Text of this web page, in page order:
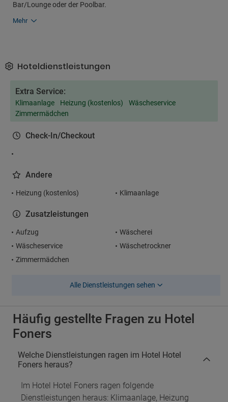
Bar/Lounge oder der Poolbar.
Mehr
Hoteldienstleistungen
Extra Service:
Klimaanlage Heizung (kostenlos)
Wäscheservice
Zimmermädchen
Check-In/Checkout
Andere
Heizung (kostenlos) Klimaanlage
Zusatzleistungen
Aufzug
Wäscherei
Wäscheservice
Wäschetrockner
Zimmermädchen
Alle Dienstleistungen sehen
Häufig gestellte Fragen zu Hotel
Foners
Welche Dienstleistungen ragen im Hotel Hotel
Foners heraus?
Im Hotel Hotel Foners ragen folgende
Dienstleistungen heraus: Klimaanlage, Heizung